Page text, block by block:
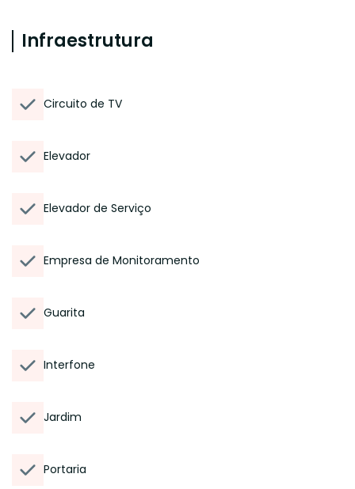
Infraestrutura
Circuito de TV
Elevador
Elevador de Serviço
Empresa de Monitoramento
Guarita
Interfone
Jardim
Portaria